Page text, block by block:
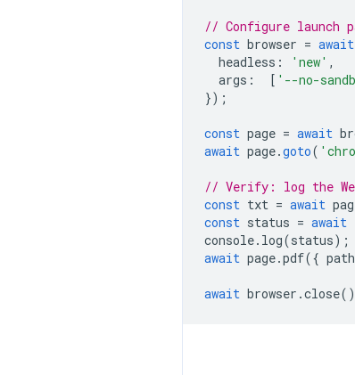
// Configure launch
const browser = await
headless : 'new' ,
args : [ '--no-
});
const page = await
await page.goto(
// Verify: log the
const txt = await
const status = await
console. log(status);
await page.pdf({ path
await browser .close